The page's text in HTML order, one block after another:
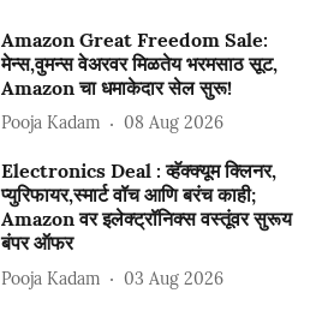
Amazon Great Freedom Sale:
मेन्स,वुमन्स वेअरवर मिळतेय भरमसाठ सूट,
Amazon चा धमाकेदार सेल सुरू!
Pooja Kadam 08 Aug 2026
Electronics Deal : व्हॅक्क्यूम क्लिनर,
प्युरिफायर,स्मार्ट वॉच आणि बरंच काही;
Amazon वर इलेक्ट्रॉनिक्स वस्तूंवर सुरूय
बंपर ऑफर
Pooja Kadam 03 Aug 2026